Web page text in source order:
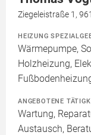
Ziegeleistraße 1,
HEIZUNG
Wärmepumpe,
Holzheizung,
ANGEBOTENE
Wartung,
Austausch,